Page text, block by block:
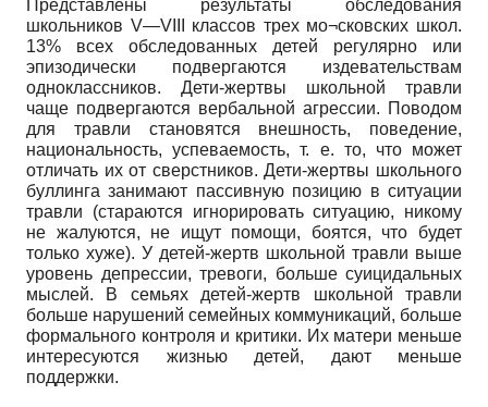
Представлены результаты обследования
школьников V—VIII классов трех мо¬сковских школ.
13% всех обследованных детей регулярно или
эпизодически подвергаются издевательствам
одноклассников. Дети-жертвы школьной травли
чаще подвергаются вербальной агрессии. Поводом
для травли становятся внешность, поведение,
национальность, успеваемость, т. е. то, что может
отличать их от сверстников. Дети-жертвы школьного
буллинга занимают пассивную позицию в ситуации
травли (стараются игнорировать ситуацию, никому
не жалуются, не ищут помощи, боятся, что будет
только хуже). У детей-жертв школьной травли выше
уровень депрессии, тревоги, больше суицидальных
мыслей. В семьях детей-жертв школьной травли
больше нарушений семейных коммуникаций, больше
формального контроля и критики. Их матери меньше
интересуются жизнью детей, дают меньше
поддержки.